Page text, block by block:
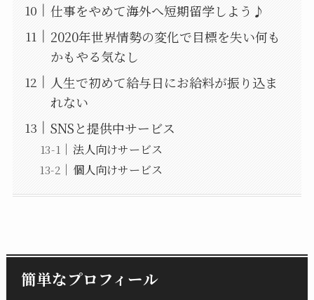
仕事をやめて海外へ短期留学しよう♪
2020年世界情勢の変化で目標を失い何も
かもやる気なし
人生で初めて給与日にお給料が振り込ま
れない
SNSと提供中サービス
法人向けサービス
個人向けサービス
簡単なプロフィール